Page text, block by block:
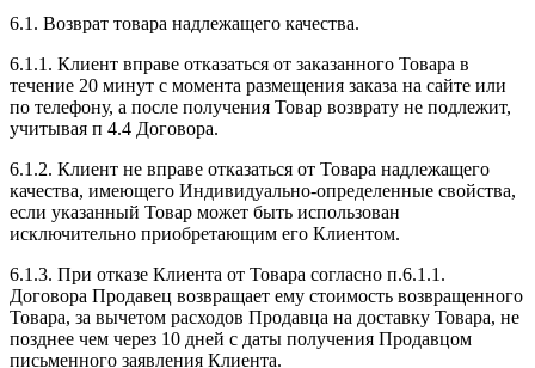
6.1. Возврат товара надлежащего качества.
6.1.1. Клиент вправе отказаться от заказанного Товара в
течение 20 минут с момента размещения заказа на сайте или
по телефону, а после получения Товар возврату не подлежит,
учитывая п 4.4 Договора.
6.1.2. Клиент не вправе отказаться от Товара надлежащего
качества, имеющего Индивидуально-определенные свойства,
если указанный Товар может быть использован
исключительно приобретающим его Клиентом.
6.1.3. При отказе Клиента от Товара согласно п.6.1.1.
Договора Продавец возвращает ему стоимость возвращенного
Товара, за вычетом расходов Продавца на доставку Товара, не
позднее чем через 10 дней с даты получения Продавцом
письменного заявления Клиента.